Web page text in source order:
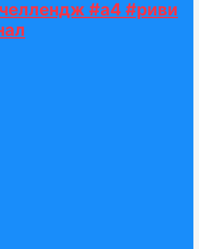
#а4 #риви